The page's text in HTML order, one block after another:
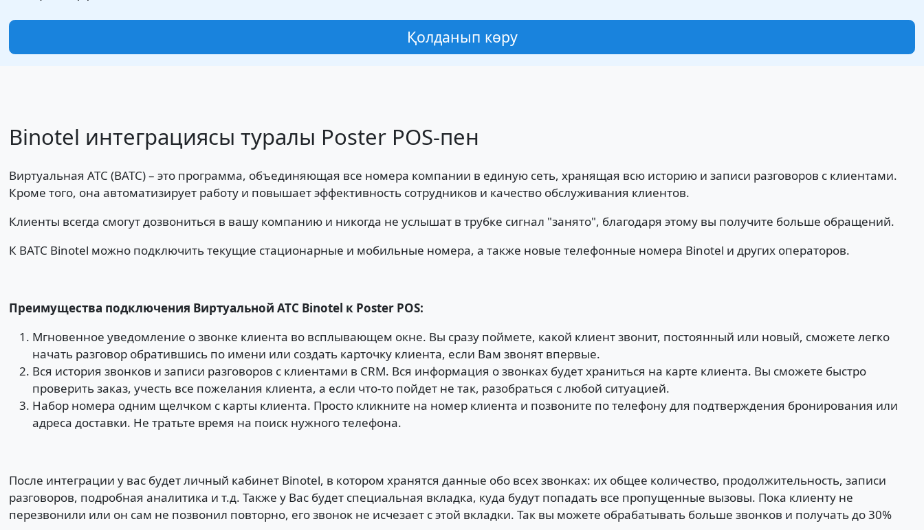
Қолданып көру
Binotel интеграциясы туралы Poster POS-пен
Виртуальная АТС (ВАТС) – это программа, объединяющая все номера компании в единую сеть, хранящая всю историю и записи разговоров с клиентами.
Кроме того, она автоматизирует работу и повышает эффективность сотрудников и качество обслуживания клиентов.
Клиенты всегда смогут дозвониться в вашу компанию и никогда не услышат в трубке сигнал "занято", благодаря этому вы получите больше обращений.
К ВАТС Binotel можно подключить текущие стационарные и мобильные номера, а также новые телефонные номера Binotel и других операторов.
Преимущества подключения Виртуальной АТС Binotel к Poster POS:
Мгновенное уведомление о звонке клиента во всплывающем окне. Вы сразу поймете, какой клиент звонит, постоянный или новый, сможете легко
начать разговор обратившись по имени или создать карточку клиента, если Вам звонят впервые.
Вся история звонков и записи разговоров с клиентами в CRM. Вся информация о звонках будет храниться на карте клиента. Вы сможете быстро
проверить заказ, учесть все пожелания клиента, а если что-то пойдет не так, разобраться с любой ситуацией.
Набор номера одним щелчком с карты клиента. Просто кликните на номер клиента и позвоните по телефону для подтверждения бронирования или
адреса доставки. Не тратьте время на поиск нужного телефона.
После интеграции у вас будет личный кабинет Binotel, в котором хранятся данные обо всех звонках: их общее количество, продолжительность, записи
разговоров, подробная аналитика и т.д. Также у Вас будет специальная вкладка, куда будут попадать все пропущенные вызовы. Пока клиенту не
перезвонили или он сам не позвонил повторно, его звонок не исчезает с этой вкладки. Так вы можете обрабатывать больше звонков и получать до 30%